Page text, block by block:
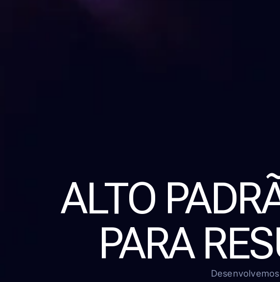
ALTO
PARA